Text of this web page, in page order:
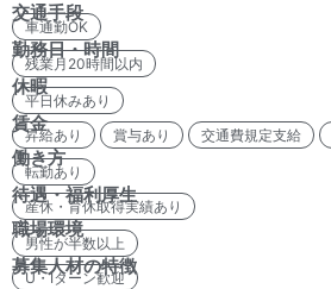
交通手段
車通勤OK
勤務日・時間
残業月20時間以内
休暇
平日休みあり
賃金
昇給あり 賞与あり 交通費規定支給
働き方
転勤あり
待遇・福利厚生
産休・育休取得実績あり
職場環境
男性が半数以上
募集人材の特徴
U・Iターン歓迎